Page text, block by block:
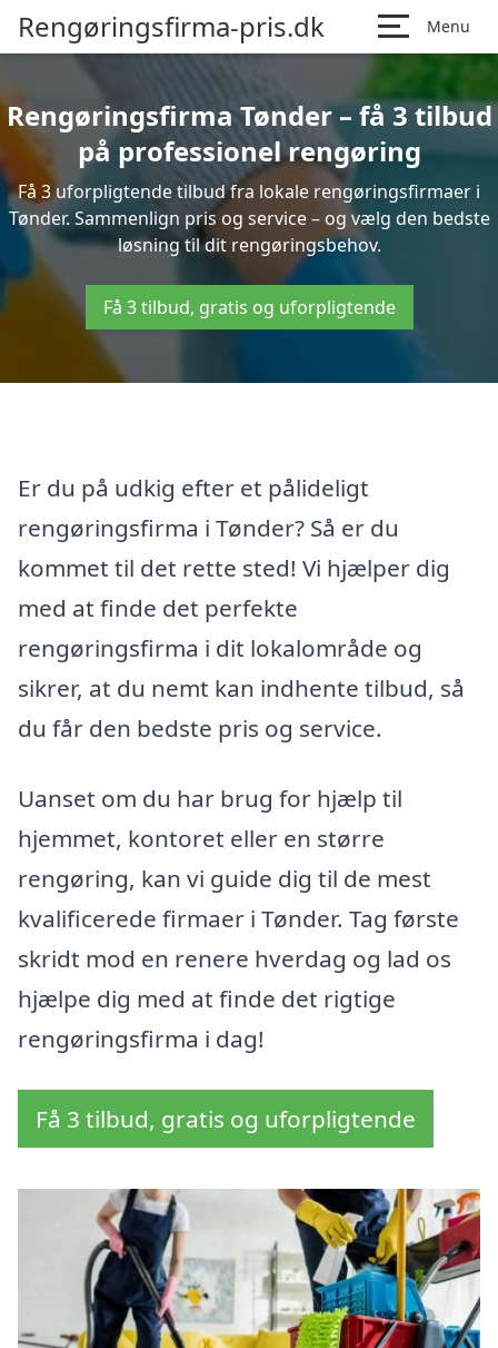
Rengøringsfirma-pris.dk Menu
Rengøringsfirma Tønder – få 3 tilbud
på professionel rengøring
Få 3 uforpligtende tilbud fra lokale rengøringsfirmaer i
Tønder. Sammenlign pris og service – og vælg den bedste
løsning til dit rengøringsbehov.
Få 3 tilbud, gratis og uforpligtende
Er du på udkig efter et pålideligt
rengøringsfirma i Tønder? Så er du
kommet til det rette sted! Vi hjælper dig
med at finde det perfekte
rengøringsfirma i dit lokalområde og
sikrer, at du nemt kan indhente tilbud, så
du får den bedste pris og service.
Uanset om du har brug for hjælp til
hjemmet, kontoret eller en større
rengøring, kan vi guide dig til de mest
kvalificerede firmaer i Tønder. Tag første
skridt mod en renere hverdag og lad os
hjælpe dig med at finde det rigtige
rengøringsfirma i dag!
Få 3 tilbud, gratis og uforpligtende